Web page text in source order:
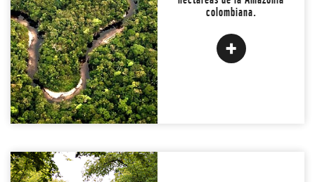
colombiana.
LEER MÁS
Atrás